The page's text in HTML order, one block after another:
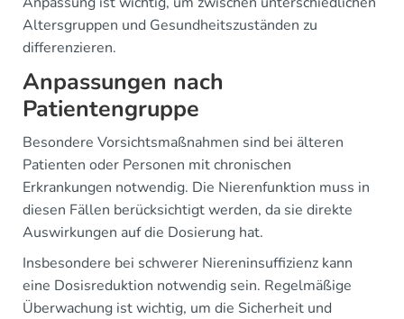
Altersgruppen und Gesundheitszuständen zu
differenzieren.
Anpassungen nach
Patientengruppe
Besondere Vorsichtsmaßnahmen sind bei älteren
Patienten oder Personen mit chronischen
Erkrankungen notwendig. Die Nierenfunktion muss in
diesen Fällen berücksichtigt werden, da sie direkte
Auswirkungen auf die Dosierung hat.
Insbesondere bei schwerer Niereninsuffizienz kann
eine Dosisreduktion notwendig sein. Regelmäßige
Überwachung ist wichtig, um die Sicherheit und